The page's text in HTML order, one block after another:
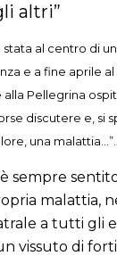
altri”
stata al centro di
e a fine aprile al
Pellegrina
discutere e, si
una malattia…”.
sempre
malattia,
a tutti gli
vissuto di